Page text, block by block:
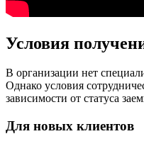
Условия
В организации нет
Однако условия
зависимости от статуса
Для новых клиентов